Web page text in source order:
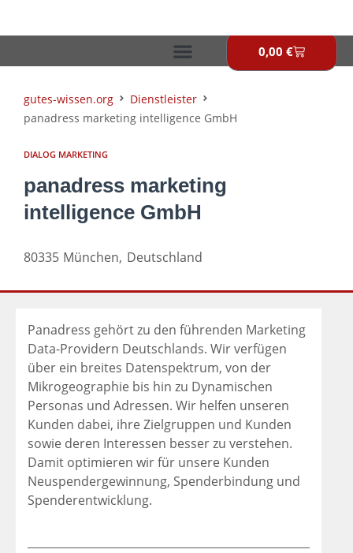
0,00 €
gutes-wissen.org
Dienstleister
panadress marketing intelligence GmbH
DIALOG MARKETING
panadress marketing
intelligence GmbH
80335 München, Deutschland
Panadress gehört zu den führenden Marketing
Data-Providern Deutschlands. Wir verfügen
über ein breites Datenspektrum, von der
Mikrogeographie bis hin zu Dynamischen
Personas und Adressen. Wir helfen unseren
Kunden dabei, ihre Zielgruppen und Kunden
sowie deren Interessen besser zu verstehen.
Damit optimieren wir für unsere Kunden
Neuspendergewinnung, Spenderbindung und
Spenderentwicklung.